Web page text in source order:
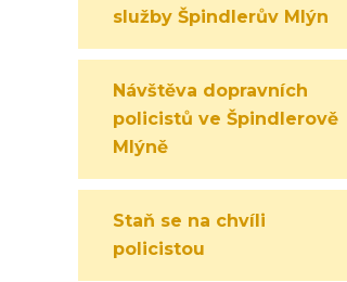
služby Špindlerův Mlýn
Návštěva dopravních
policistů ve Špindlerově
Mlýně
Staň se na chvíli
policistou